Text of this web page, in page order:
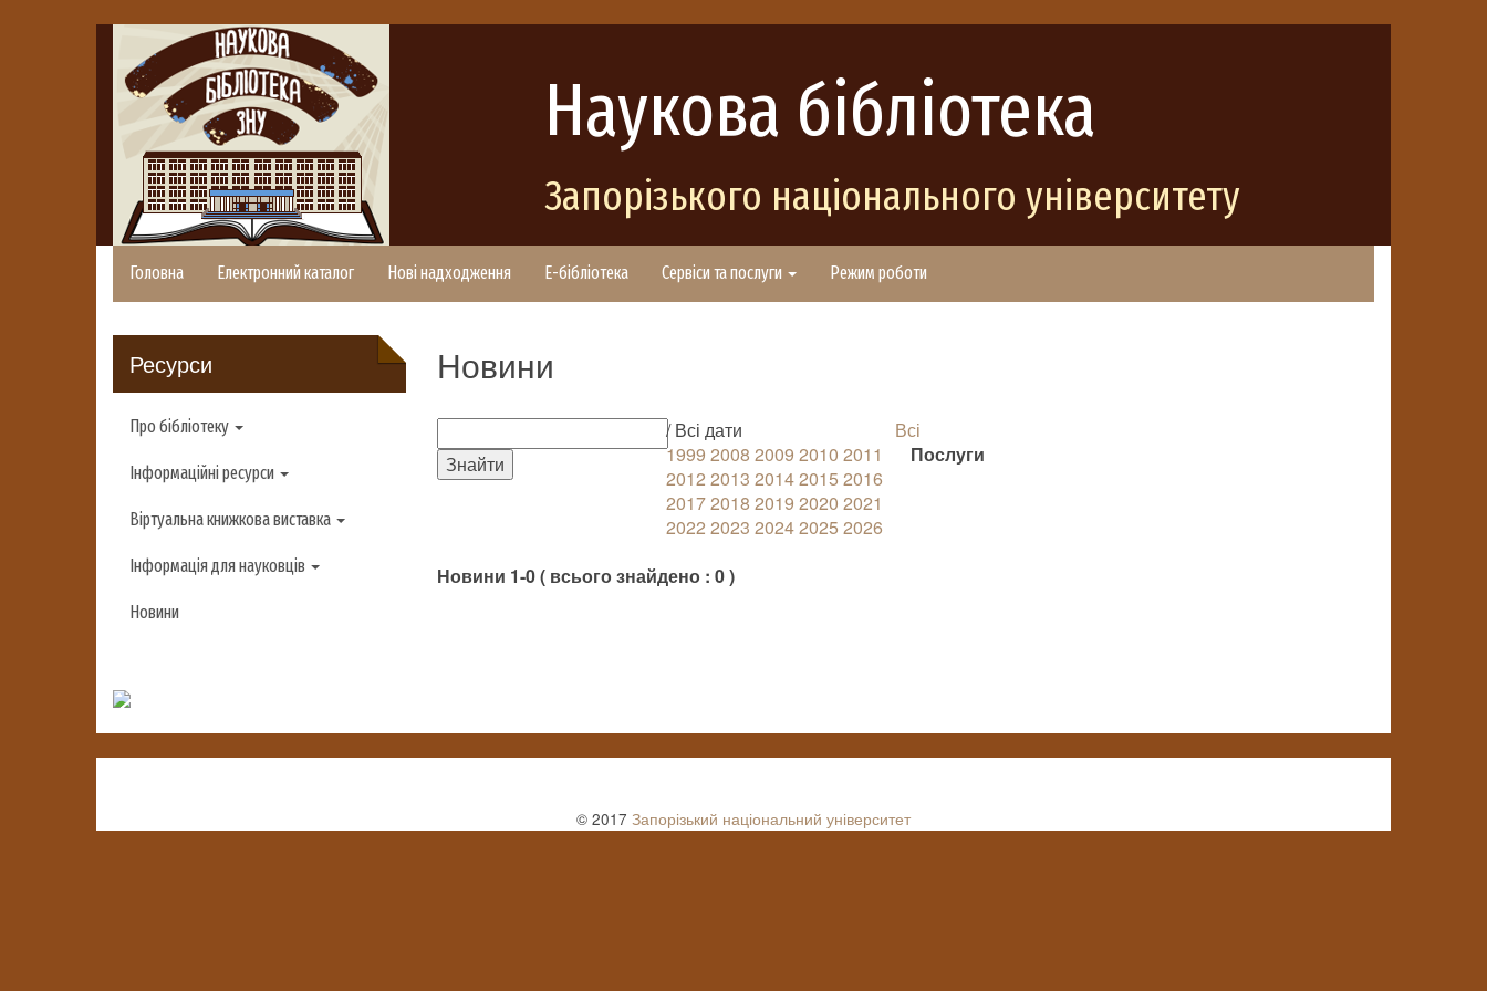
Наукова бібліотека
Запорізького національного університету
Головна Електронний каталог Нові надходження E-бібліотека Сервіси та послуги Режим роботи
Ресурси
Про бібліотеку
Інформаційні ресурси
Віртуальна книжкова виставка
Інформація для науковців
Новини
Новини
/ Всі дати
1999 2008 2009 2010 2011
2012 2013 20142015 2016
20172018 2019 2020 2021
2022 2023 20242025 2026
Всі
Послуги
Новини 1-0 ( всього знайдено : 0 )
© 2017 Запорізький національний університет